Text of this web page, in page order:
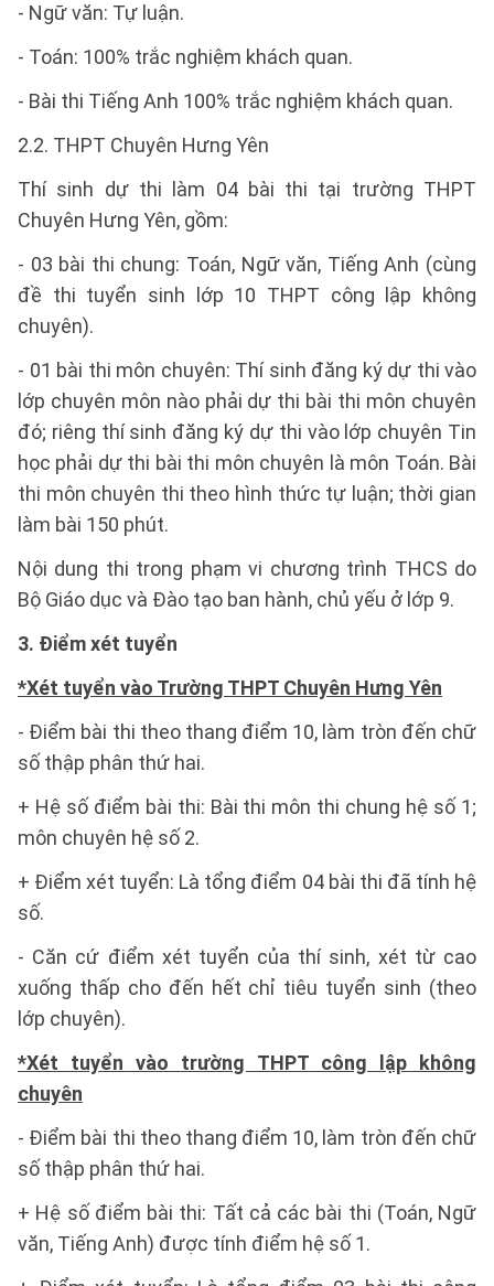
- Ngữ văn: Tự luận.
- Toán: 100% trắc nghiệm khách quan.
- Bài thi Tiếng Anh 100% trắc nghiệm khách quan.
2.2. THPT Chuyên Hưng Yên
Thí sinh dự thi làm 04 bài thi tại trường THPT
Chuyên Hưng Yên, gồm:
- 03 bài thi chung: Toán, Ngữ văn, Tiếng Anh (cùng
đề thi tuyển sinh lớp 10 THPT công lập không
chuyên).
- 01 bài thi môn chuyên: Thí sinh đăng ký dự thi vào
lớp chuyên môn nào phải dự thi bài thi môn chuyên
đó; riêng thí sinh đăng ký dự thi vào lớp chuyên Tin
học phải dự thi bài thi môn chuyên là môn Toán. Bài
thi môn chuyên thi theo hình thức tự luận; thời gian
làm bài 150 phút.
Nội dung thi trong phạm vi chương trình THCS do
Bộ Giáo dục và Đào tạo ban hành, chủ yếu ở lớp 9.
3. Điểm xét tuyển
*Xét tuyển vào Trường THPT Chuyên Hưng Yên
- Điểm bài thi theo thang điểm 10, làm tròn đến chữ
số thập phân thứ hai.
+ Hệ số điểm bài thi: Bài thi môn thi chung hệ số 1;
môn chuyên hệ số 2.
+ Điểm xét tuyển: Là tổng điểm 04 bài thi đã tính hệ
số.
- Căn cứ điểm xét tuyển của thí sinh, xét từ cao
xuống thấp cho đến hết chỉ tiêu tuyển sinh (theo
lớp chuyên).
*Xét tuyển vào trường THPT công lập không
chuyên
- Điểm bài thi theo thang điểm 10, làm tròn đến chữ
số thập phân thứ hai.
+ Hệ số điểm bài thi: Tất cả các bài thi (Toán, Ngữ
văn, Tiếng Anh) được tính điểm hệ số 1.